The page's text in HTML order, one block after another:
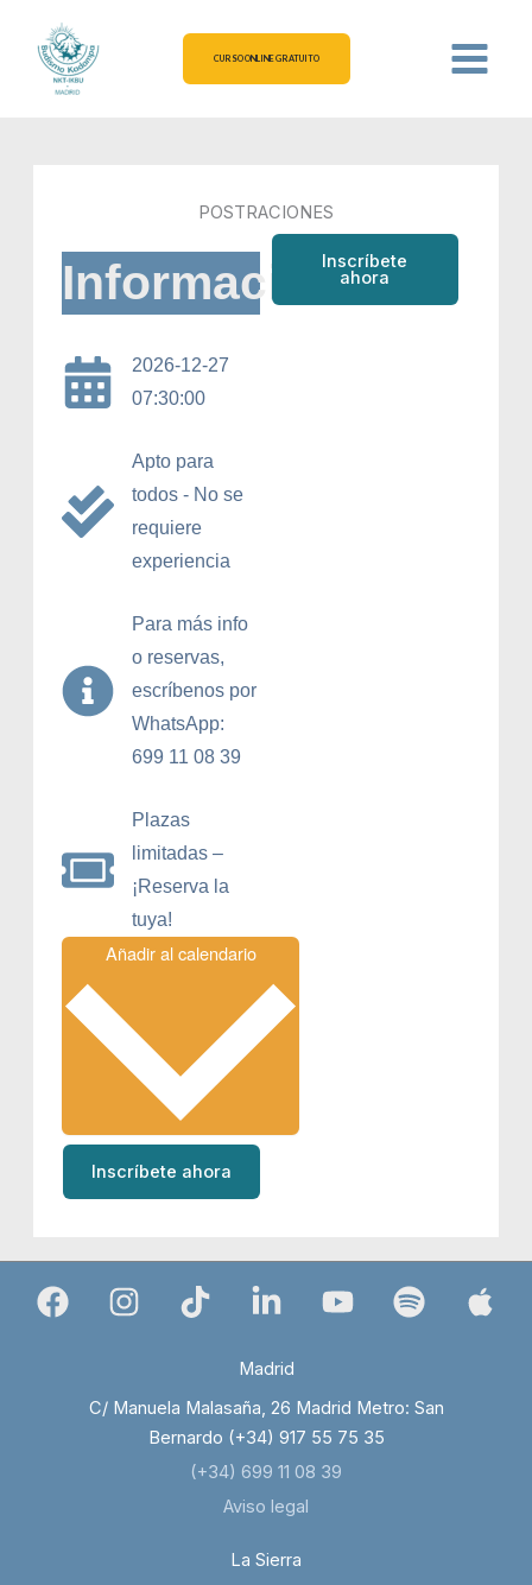
contenido
CURSO ONLINE GRATUITO
POSTRACIONES
Información
2026-12-27
07:30:00
Apto para
todos - No se
requiere
experiencia
Para más info
o reservas,
escríbenos por
WhatsApp:
699 11 08 39
Plazas
limitadas –
¡Reserva la
tuya!
Añadir al calendario
Inscríbete ahora
Inscríbete
ahora
Madrid
C/ Manuela Malasaña, 26 Madrid Metro: San
Bernardo (+34) 917 55 75 35
(+34) 699 11 08 39
Aviso legal
La Sierra